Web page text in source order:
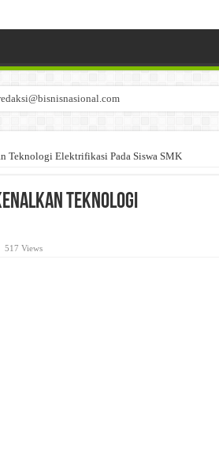
Teknologi Elektrifikasi Pada Siswa SMK
Teknologi
517 Views